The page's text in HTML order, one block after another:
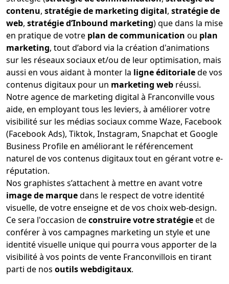
contenu, stratégie de marketing digital, stratégie de
web, stratégie d’Inbound marketing) que dans la mise
en pratique de votre plan de communication ou plan
marketing, tout d’abord via la création d'animations
sur les réseaux sociaux et/ou de leur optimisation, mais
aussi en vous aidant à monter la ligne éditorialede vos
contenus digitaux pour un marketing web réussi.
Notre agence de marketing digital à Franconville vous
aide, en employant tous les leviers, à améliorer votre
visibilité sur les médias sociaux comme Waze, Facebook
(Facebook Ads), Tiktok, Instagram, Snapchat et Google
Business Profile en améliorant le référencement
naturel de vos contenus digitaux tout en gérant votre e-
réputation.
Nos graphistes s’attachent à mettre en avant votre
image de marquedans le respect de votre identité
visuelle, de votre enseigne et de vos choix web-design.
Ce sera l'occasion deconstruire votre stratégieet de
conférer à vos campagnes marketing un style et une
identité visuelle unique qui pourra vous apporter de la
visibilité à vos points de vente Franconvillois en tirant
parti de nos outils webdigitaux.